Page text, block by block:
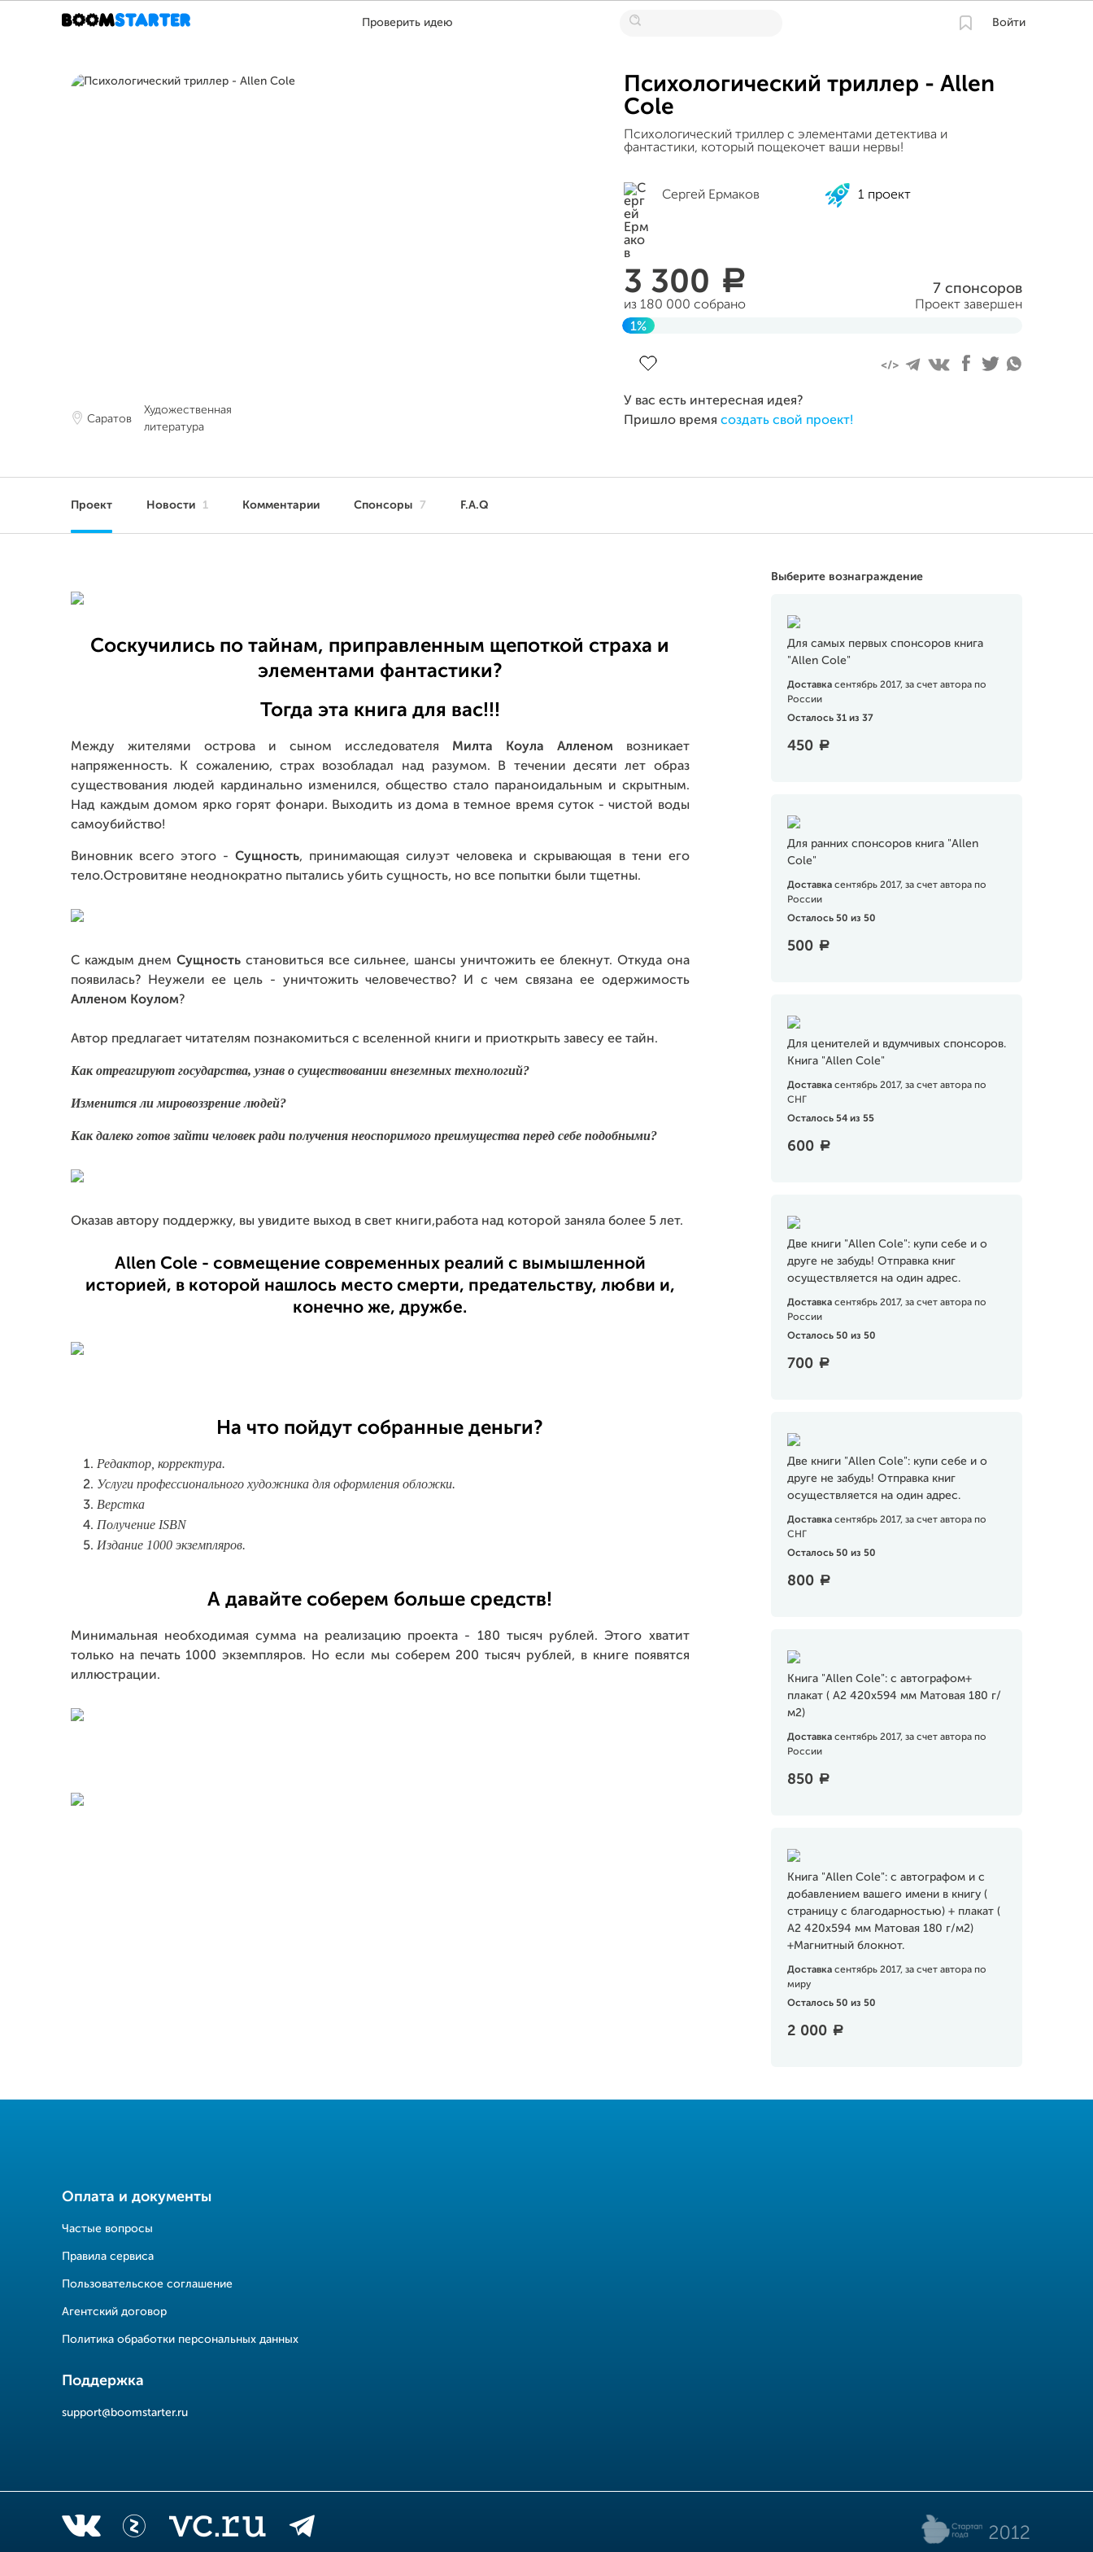
Проверить идею Войти
Саратов
Художественная
литература
Психологический триллер - Allen
Cole
Психологический триллер с элементами детектива и
фантастики, который пощекочет ваши нервы!
Сергей Ермаков 1 проект
3 300 a
из 180 000 собрано
7 спонсоров
Проект завершен
1%
У вас есть интересная идея?
Пришло время создать свой проект!
Проект Новости 1 Комментарии Спонсоры 7 F.A.Q
Выберите вознаграждение
Для самых первых спонсоров книга
"Allen Cole"
Доставка сентябрь 2017, за счет автора по
России
Осталось 31 из 37
450 a
Для ранних спонсоров книга "Allen
Cole"
Доставка сентябрь 2017, за счет автора по
России
Осталось 50 из 50
500 a
Для ценителей и вдумчивых спонсоров.
Книга "Allen Cole"
Доставка сентябрь 2017, за счет автора по
СНГ
Осталось 54 из 55
600 a
Две книги "Allen Cole": купи себе и о
друге не забудь! Отправка книг
осуществляется на один адрес.
Доставка сентябрь 2017, за счет автора по
России
Осталось 50 из 50
700 a
Две книги "Allen Cole": купи себе и о
друге не забудь! Отправка книг
осуществляется на один адрес.
Доставка сентябрь 2017, за счет автора по
СНГ
Осталось 50 из 50
800 a
Книга "Allen Cole": с автографом+
плакат ( А2 420х594 мм Матовая 180 г/
м2)
Доставка сентябрь 2017, за счет автора по
России
850 a
Книга "Allen Cole": с автографом и с
добавлением вашего имени в книгу (
страницу с благодарностью) + плакат (
А2 420х594 мм Матовая 180 г/м2)
+Магнитный блокнот.
Доставка сентябрь 2017, за счет автора по
миру
Осталось 50 из 50
2 000 a
Соскучились по тайнам, приправленным щепоткой страха и
элементами фантастики?
Тогда эта книга для вас!!!
Между жителями острова и сыном исследователя Милта Коула Алленом возникает
напряженность. К сожалению, страх возобладал над разумом. В течении десяти лет образ
существования людей кардинально изменился, общество стало параноидальным и скрытным.
Над каждым домом ярко горят фонари. Выходить из дома в темное время суток - чистой воды
самоубийство!
Виновник всего этого -Сущность, принимающая силуэт человека и скрывающая в тени его
тело.Островитяне неоднократно пытались убить сущность, но все попытки были тщетны.
С каждым днемСущность становиться все сильнее, шансы уничтожить ее блекнут. Откуда она
появилась? Неужели ее цель - уничтожить человечество? И с чем связана ее одержимость
Алленом Коулом?
Автор предлагает читателям познакомиться с вселенной книги и приоткрыть завесу ее тайн.
Как отреагируют государства, узнав о существовании внеземных технологий?
Изменится ли мировоззрение людей?
Как далеко готов зайти человек ради получения неоспоримого преимущества перед себе подобными?
Оказав автору поддержку, вы увидите выход в свет книги,работа над которой заняла более 5 лет.
Allen Cole - совмещение современных реалий с вымышленной
историей, в которой нашлось место смерти, предательству, любви и,
конечно же, дружбе.
На что пойдут собранные деньги?
Редактор, корректура.
Услуги профессионального художника для оформления обложки.
Верстка
Получение ISBN
Издание 1000 экземпляров.
А давайте соберем больше средств!
Минимальная необходимая сумма на реализацию проекта - 180 тысяч рублей. Этого хватит
только на печать 1000 экземпляров. Но если мы соберем 200 тысяч рублей, в книге появятся
иллюстрации.
Оплата и документы
Частые вопросы
Правила сервиса
Пользовательское соглашение
Агентский договор
Политика обработки персональных данных
Поддержка
support@boomstarter.ru